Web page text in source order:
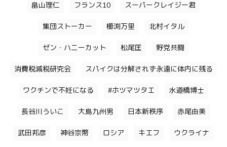
畠山理仁 フランス10 スーパークレイジー君
集団ストーカー 櫛渕万里 北村イタル
ゼン・ハニーカット 松尾匡 野党共闘
消費税減税研究会 スパイクは分解されず永遠に体内に残る
ワクチンで不妊になる #ホツマツタエ 水道橋博士
長谷川ういこ 大島九州男 日本新秩序 赤尾由美
武田邦彦 神谷宗幣 ロシア キエフ ウクライナ